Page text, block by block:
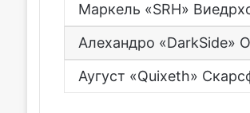
Маркель «SRH»
Алехандро «DarkSide»
Аугуст «Quixeth»